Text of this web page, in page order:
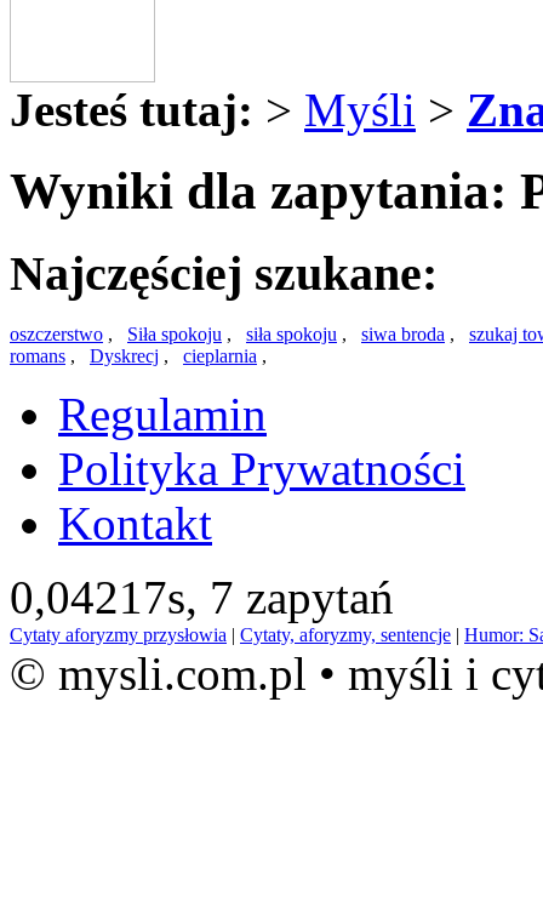
Jesteś tutaj: > Myśli >
Wyniki dla zapytania:
Najczęściej szukane:
oszczerstwo , Siła spokoju , siła spokoju , siwa broda , szukaj
romans , Dyskrecj , cieplarnia ,
Regulamin
Polityka Prywatności
Kontakt
0,04217s, 7 zapytań
Cytaty aforyzmy przysłowia | Cytaty, aforyzmy, sentencje | Humor:
© mysli.com.pl • myśli i